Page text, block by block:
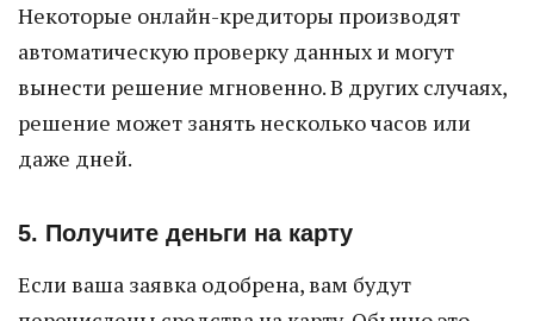
Некоторые онлайн-кредиторы производят
автоматическую проверку данных и могут
вынести решение мгновенно. В других случаях,
решение может занять несколько часов или
даже дней.
5. Получите деньги на карту
Если ваша заявка одобрена, вам будут